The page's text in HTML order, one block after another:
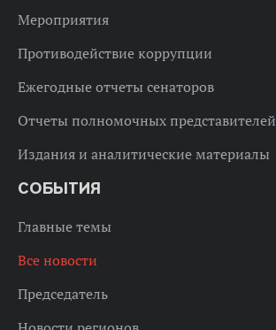
Мероприятия
Противодействие коррупции
Ежегодные отчеты сенаторов
Отчеты полномочных представителей
Издания и аналитические материалы
СОБЫТИЯ
Главные темы
Все новости
Председатель